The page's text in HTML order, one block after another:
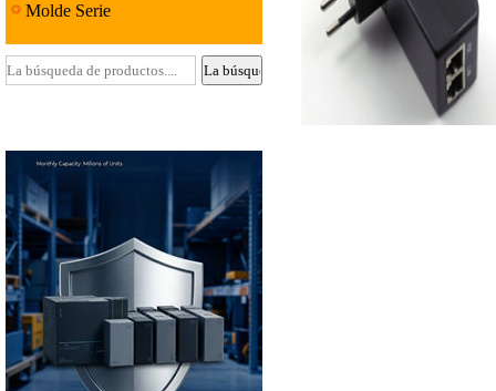
Molde Serie